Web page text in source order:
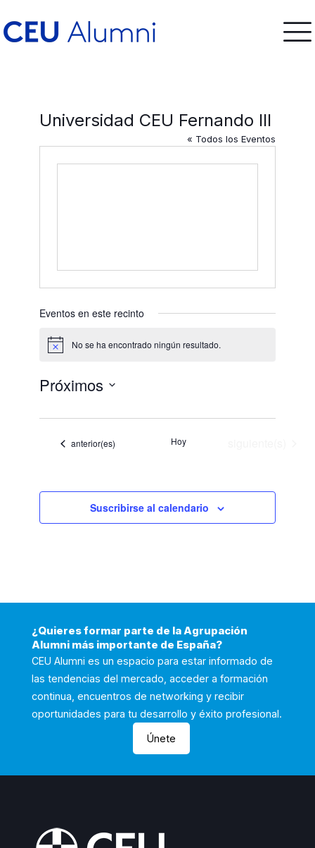
Universidad CEU Fernando III
« Todos los Eventos
Eventos en este recinto
Aviso No se ha encontrado ningún resultado.
Próximos
Eventos
anterior(es) Hoy
Suscribirse al calendario
¿Quieres formar parte de la Agrupación
Alumni más importante de España?
CEU Alumni es un espacio para estar informado de
las tendencias del mercado, acceder a formación
continua, encuentros de networking y recibir
oportunidades para tu desarrollo y éxito profesional.
Únete